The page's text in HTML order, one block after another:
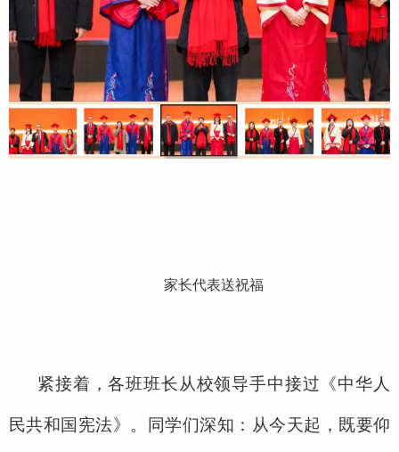
家长代表送祝福
紧接着，各班班长从校领导手中接过《中华人
民共和国宪法》。同学们深知：从今天起，既要仰